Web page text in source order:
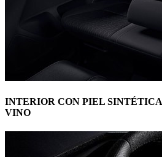
INTERIOR CON PIEL
VINO